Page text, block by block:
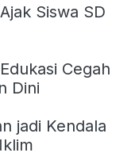
Siswa SD
Cegah
Dini
jadi Kendala